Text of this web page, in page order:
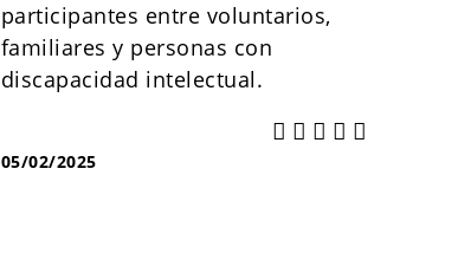
participantes entre voluntarios,
familiares y personas con
discapacidad intelectual.
05/02/2025